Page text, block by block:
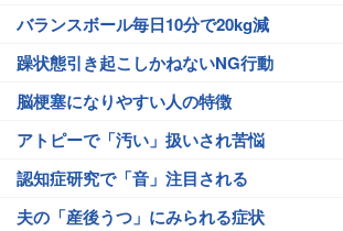
バランスボール毎日10分で20kg減
躁状態引き起こしかねないNG行動
脳梗塞になりやすい人の特徴
アトピーで「汚い」扱いされ苦悩
認知症研究で「音」注目される
夫の「産後うつ」にみられる症状